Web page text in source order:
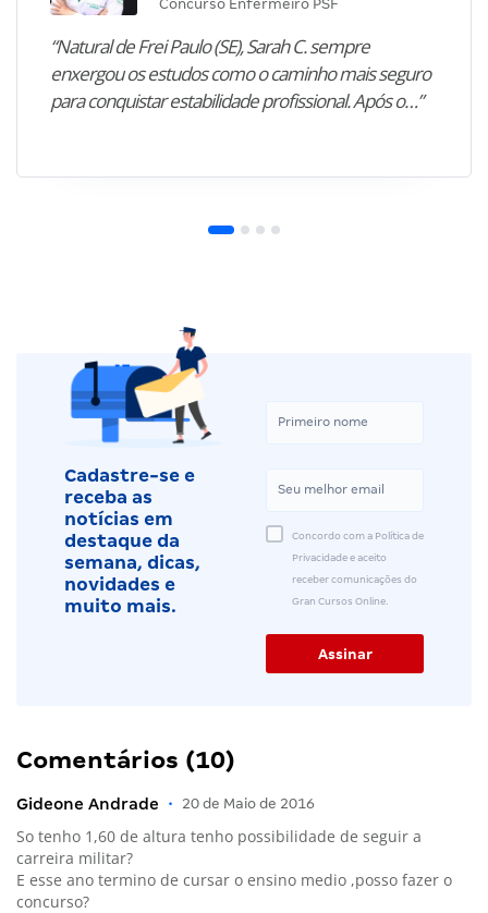
Concurso Enfermeiro PSF
“Natural de Frei Paulo (SE), Sarah C. sempre
enxergou os estudos como o caminho mais seguro
para conquistar estabilidade profissional. Após o…”
Cadastre-se e
receba as
notícias em
destaque da
semana, dicas,
novidades e
muito mais.
Concordo com a Política de
Privacidade e aceito
receber comunicações do
Gran Cursos Online.
Comentários (10)
Gideone Andrade • 20 de Maio de 2016
So tenho 1,60 de altura tenho possibilidade de seguir a
carreira militar?
E esse ano termino de cursar o ensino medio ,posso fazer o
concurso?